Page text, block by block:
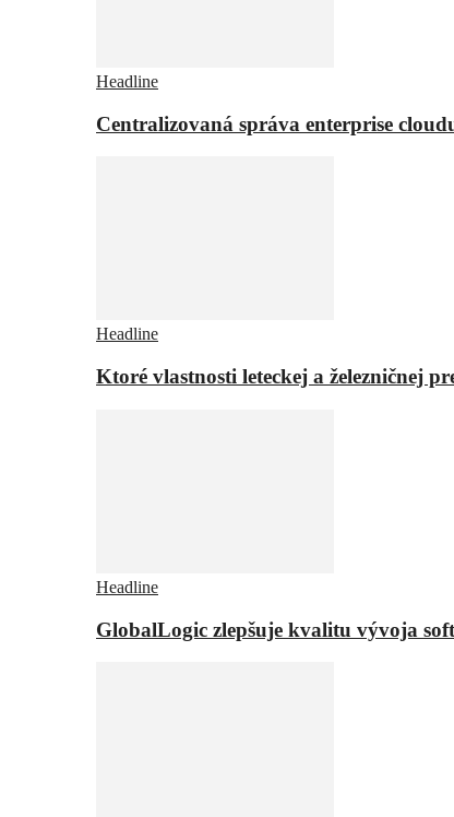
Headline
Centralizovaná správa enterprise
Headline
Ktoré vlastnosti leteckej a železničnej
Headline
GlobalLogic zlepšuje kvalitu vývoja